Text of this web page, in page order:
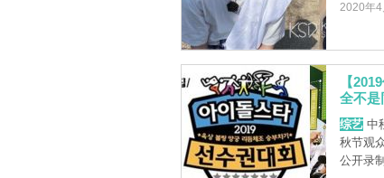
2020年
【
全不是
综艺中
秋节观
公开录